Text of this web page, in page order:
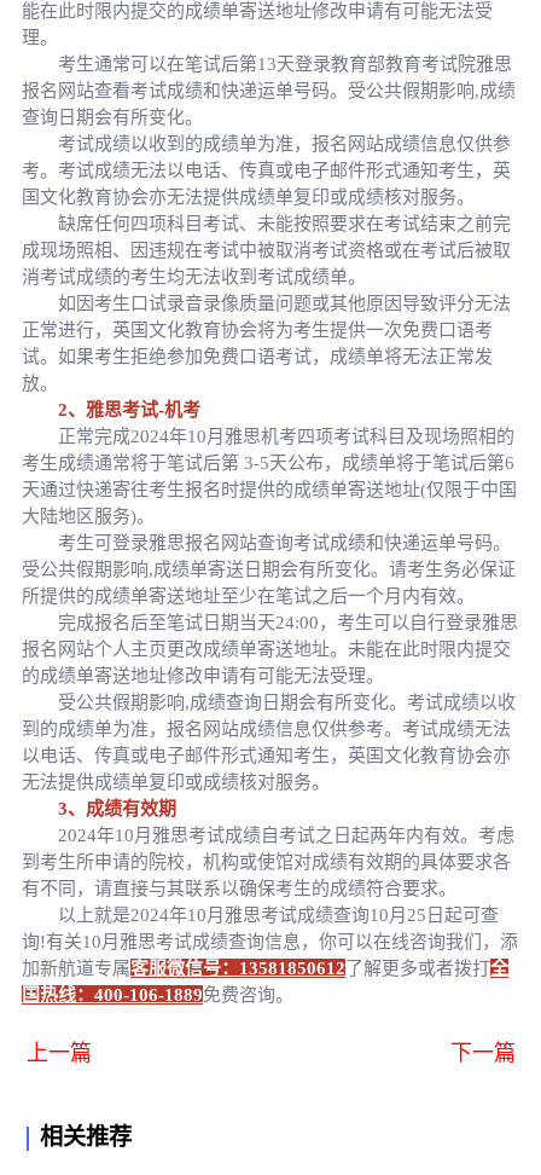
能在此时限内提交的成绩单寄送地址修改申请有可能无法受
理。
考生通常可以在笔试后第13天登录教育部教育考试院雅思
报名网站查看考试成绩和快递运单号码。受公共假期影响,成绩
查询日期会有所变化。
考试成绩以收到的成绩单为准，报名网站成绩信息仅供参
考。考试成绩无法以电话、传真或电子邮件形式通知考生，英
国文化教育协会亦无法提供成绩单复印或成绩核对服务。
缺席任何四项科目考试、未能按照要求在考试结束之前完
成现场照相、因违规在考试中被取消考试资格或在考试后被取
消考试成绩的考生均无法收到考试成绩单。
如因考生口试录音录像质量问题或其他原因导致评分无法
正常进行，英国文化教育协会将为考生提供一次免费口语考
试。如果考生拒绝参加免费口语考试，成绩单将无法正常发
放。
2、雅思考试-机考
正常完成2024年10月雅思机考四项考试科目及现场照相的
考生成绩通常将于笔试后第 3-5天公布，成绩单将于笔试后第6
天通过快递寄往考生报名时提供的成绩单寄送地址(仅限于中国
大陆地区服务)。
考生可登录雅思报名网站查询考试成绩和快递运单号码。
受公共假期影响,成绩单寄送日期会有所变化。请考生务必保证
所提供的成绩单寄送地址至少在笔试之后一个月内有效。
完成报名后至笔试日期当天24:00，考生可以自行登录雅思
报名网站个人主页更改成绩单寄送地址。未能在此时限内提交
的成绩单寄送地址修改申请有可能无法受理。
受公共假期影响,成绩查询日期会有所变化。考试成绩以收
到的成绩单为准，报名网站成绩信息仅供参考。考试成绩无法
以电话、传真或电子邮件形式通知考生，英国文化教育协会亦
无法提供成绩单复印或成绩核对服务。
3、成绩有效期
2024年10月雅思考试成绩自考试之日起两年内有效。考虑
到考生所申请的院校，机构或使馆对成绩有效期的具体要求各
有不同，请直接与其联系以确保考生的成绩符合要求。
以上就是2024年10月雅思考试成绩查询10月25日起可查
询!有关10月雅思考试成绩查询信息，你可以在线咨询我们，添
加新航道专属客服微信号：13581850612 了解更多或者拨打全
国热线：400-106-1889免费咨询。
上一篇 下一篇
相关推荐